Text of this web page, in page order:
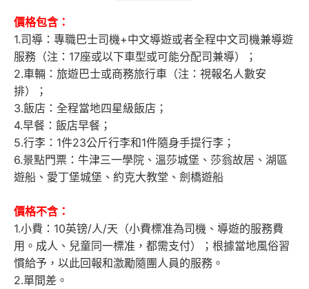
價格包含：
1.司導：專職巴士司機+中文導遊或者全程中文司機兼導遊
服務（注：17座或以下車型或可能分配司兼導）；
2.車輛：旅遊巴士或商務旅行車（注：視報名人數安
排）；
3.飯店：全程當地四星級飯店；
4.早餐：飯店早餐；
5.行李：1件23公斤行李和1件隨身手提行李；
6.景點門票：牛津三一學院、溫莎城堡、莎翁故居、湖區
遊船、愛丁堡城堡、約克大教堂、劍橋遊船
價格不含：
1.小費：10英镑/人/天（小費標准為司機、導遊的服務費
用。成人、兒童同一標准，都需支付）；根據當地風俗習
慣給予，以此回報和激勵隨團人員的服務。
2.單間差。